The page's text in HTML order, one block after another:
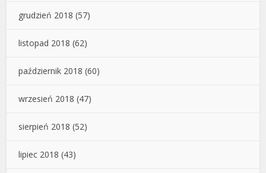
grudzień 2018 (57)
listopad 2018 (62)
październik 2018 (60)
wrzesień 2018 (47)
sierpień 2018 (52)
lipiec 2018 (43)